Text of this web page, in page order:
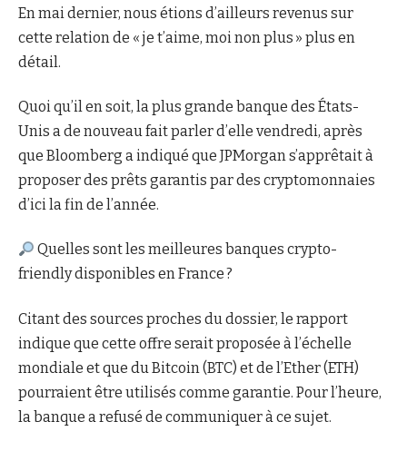
En mai dernier, nous étions d’ailleurs revenus sur
cette relation de « je t’aime, moi non plus » plus en
détail.
Quoi qu’il en soit, la plus grande banque des États-
Unis a de nouveau fait parler d’elle vendredi, après
que Bloomberg a indiqué que JPMorgan s’apprêtait à
proposer des prêts garantis par des cryptomonnaies
d’ici la fin de l’année.
Quelles sont les meilleures banques crypto-
friendly disponibles en France ?
Citant des sources proches du dossier, le rapport
indique que cette offre serait proposée à l’échelle
mondiale et que du Bitcoin (BTC) et de l’Ether (ETH)
pourraient être utilisés comme garantie. Pour l’heure,
la banque a refusé de communiquer à ce sujet.